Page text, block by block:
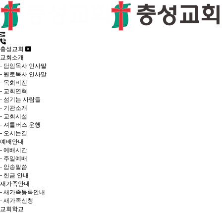
충성교회
교회소개
- 담임목사 인사말
- 원로목사 인사말
- 목회비전
- 교회연혁
- 섬기는 사람들
- 기관소개
- 교회시설
- 셔틀버스 운행
- 오시는길
예배안내
- 예배시간
- 주일예배
- 암송말씀
- 헌금 안내
새가족안내
- 새가족등록안내
- 새가족신청
교회학교